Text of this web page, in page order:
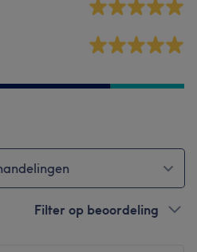
Filter op beoordeling